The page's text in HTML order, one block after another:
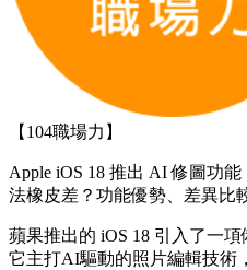
【104職場力】
Apple iOS 18 推出 AI 修圖功
法橡皮差？功能優勢、差異比
蘋果推出的 iOS 18 引入了一
它主打AI驅動的照片編輯技術